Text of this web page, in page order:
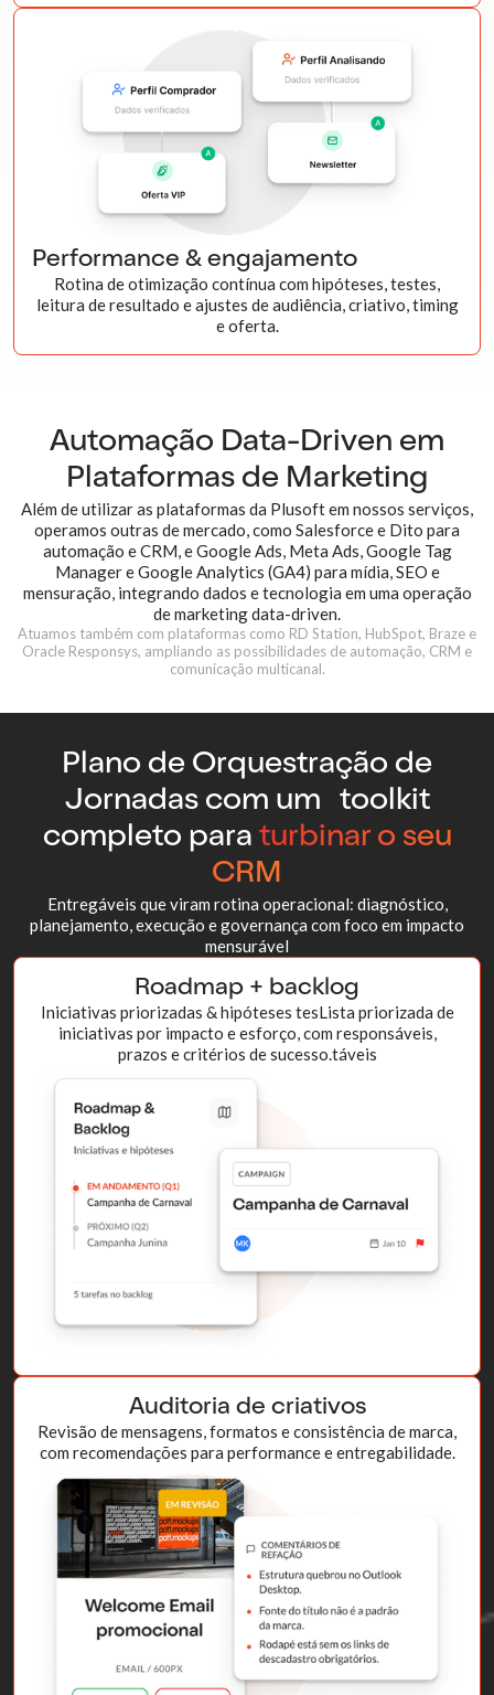
Performance & engajamento
Rotina de otimização contínua com hipóteses, testes,
leitura de resultado e ajustes de audiência, criativo, timing
e oferta.
Automação Data-Driven em
Plataformas de Marketing
Além de utilizar as plataformas da Plusoft em nossos serviços,
operamos outras de mercado, como Salesforce e Dito para
automação e CRM, e Google Ads, Meta Ads, Google Tag
Manager e Google Analytics (GA4) para mídia, SEO e
mensuração, integrando dados e tecnologia em uma operação
de marketing data-driven.
Atuamos também com plataformas como RD Station, HubSpot, Braze e
Oracle Responsys, ampliando as possibilidades de automação, CRM e
comunicação multicanal.
Plano de Orquestração de
Jornadas com um toolkit
completo para turbinar o seu
CRM
Entregáveis que viram rotina operacional: diagnóstico,
planejamento, execução e governança com foco em impacto
mensurável
Roadmap + backlog
Iniciativas priorizadas & hipóteses tesLista priorizada de
iniciativas por impacto e esforço, com responsáveis,
prazos e critérios de sucesso.táveis
Auditoria de criativos
Revisão de mensagens, formatos e consistência de marca,
com recomendações para performance e entregabilidade.